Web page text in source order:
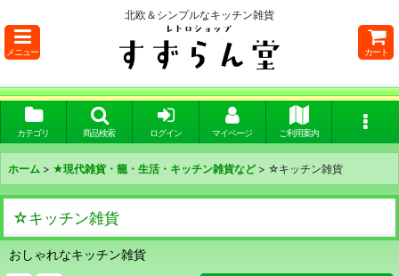
北欧＆シンプルなキッチン雑貨
メニュー カート
カテゴリ 商品検索 ログイン マイページ ご利用案内
ホーム > ★現代雑貨・籠・生活・キッチン雑貨など > ☆キッチン雑貨
☆キッチン雑貨
おしゃれなキッチン雑貨